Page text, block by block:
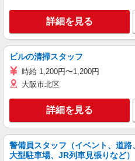
詳細を見る
ビルの清掃スタッフ
時給 1,200円〜1,200円
大阪市北区
詳細を見る
警備員スタッフ（イベント、道路
大型駐車場、JR列車見張りなど）